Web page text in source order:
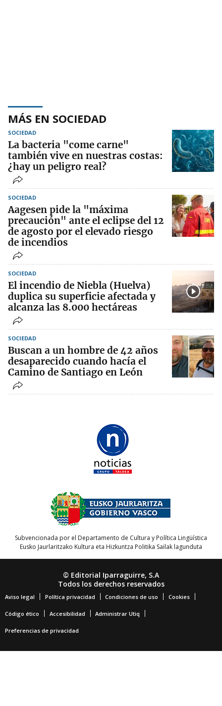
MÁS EN SOCIEDAD
SOCIEDAD
La bacteria "come carne"
también vive en nuestras costas:
¿hay un peligro real?
SOCIEDAD
Aagesen pide la "máxima
precaución" ante el eclipse del 12
de agosto por el elevado riesgo
de incendios
SOCIEDAD
El incendio de Niebla (Huelva)
duplica su superficie afectada y
alcanza las 8.000 hectáreas
SOCIEDAD
Buscan a un hombre de 42 años
desaparecido cuando hacía el
Camino de Santiago en León
Subvencionada por el Departamento de Cultura y Política Lingüística
Eusko Jaurlaritzako Kultura eta Hizkuntza Politika Sailak lagunduta
© Editorial Iparraguirre, S.A
Todos los derechos reservados
Aviso legal Política privacidad Condiciones de uso Cookies
Código ético Accesibilidad Administrar Utiq
Preferencias de privacidad